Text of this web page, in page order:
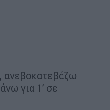
ανεβοκατεβάζω
για 1’ σε